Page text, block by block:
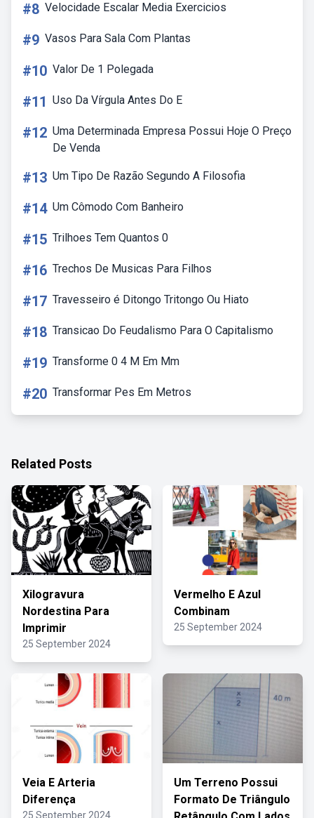
#8 Velocidade Escalar Media Exercicios
#9 Vasos Para Sala Com Plantas
#10 Valor De 1 Polegada
#11 Uso Da Vírgula Antes Do E
#12 Uma Determinada Empresa Possui Hoje O Preço
De Venda
#13 Um Tipo De Razão Segundo A Filosofia
#14 Um Cômodo Com Banheiro
#15 Trilhoes Tem Quantos 0
#16 Trechos De Musicas Para Filhos
#17 Travesseiro é Ditongo Tritongo Ou Hiato
#18 Transicao Do Feudalismo Para O Capitalismo
#19 Transforme 0 4 M Em Mm
#20 Transformar Pes Em Metros
Related Posts
Xilogravura
Nordestina Para
Imprimir
25 September 2024
Vermelho E Azul
Combinam
25 September 2024
Veia E Arteria
Diferença
25 September 2024
Um Terreno Possui
Formato De Triângulo